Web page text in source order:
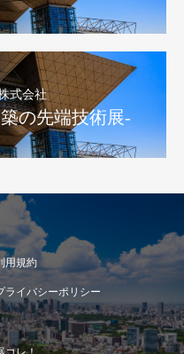
式会社
の先端技術展-
用規約
ライバシーポリシー